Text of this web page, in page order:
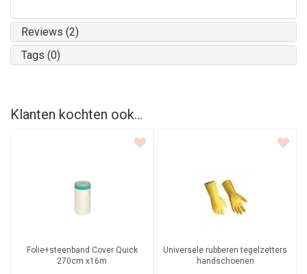
Reviews (2)
Tags (0)
Klanten kochten ook...
Folie+steenband Cover Quick
270cm x16m
Universele rubberen tegelzetters
handschoenen